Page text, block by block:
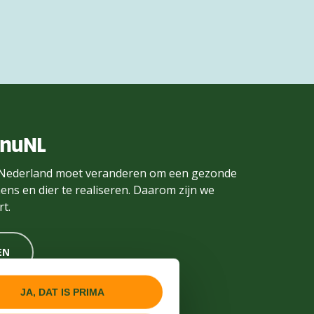
JA, DAT IS PRIMA
moet veranderen om een gezonde
en dier te realiseren. Daarom zijn we